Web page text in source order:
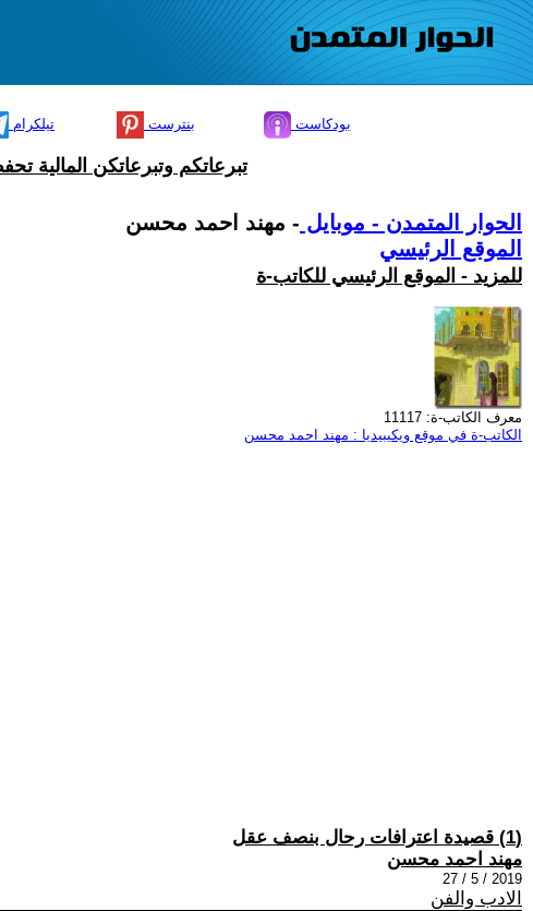
تيلكرام بنترست بودكاست
تبرعاتكم وتبرعاتكن المالية
الحوار المتمدن - موبايل - مهند احمد محسن
الموقع الرئيسي
للمزيد - الموقع الرئيسي للكاتب-ة
معرف الكاتب-ة: 11117
الكاتب-ة في موقع ويكيبيديا : مهند احمد محسن
(1) قصيدة اعترافات رحال بنصف عقل
مهند احمد محسن
2019 / 5 / 27
الادب والفن